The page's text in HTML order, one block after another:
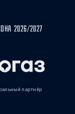
2026/2027
партнёр